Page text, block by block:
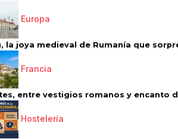
Europa
la joya medieval de Rumanía que
Francia
entre vestigios romanos y encanto
Hostelería